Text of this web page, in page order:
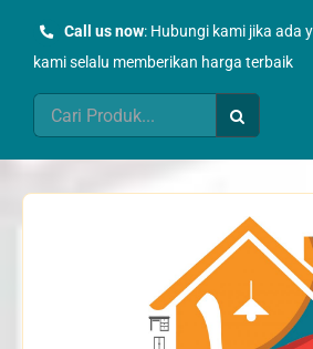
Call us now: Hubungi kami jika ada
kami selalu memberikan harga terbaik
Search
for: